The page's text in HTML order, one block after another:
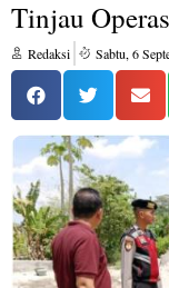
Tinjau
Redaksi Sabtu, 6